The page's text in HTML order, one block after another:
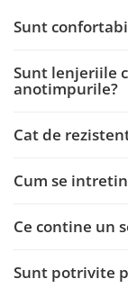
Sunt
Sunt lenjeriile
anotimpurile?
Cat de
Cum se
Ce contine un
Sunt potrivite